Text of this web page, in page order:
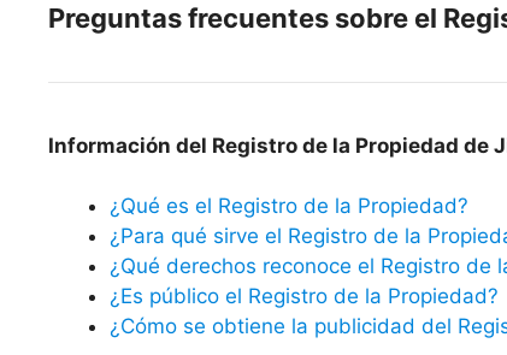
Preguntas frecuentes sobre el
Información del Registro de la Propiedad de
¿Qué es el Registro de la Propiedad?
¿Para qué sirve el Registro de la
¿Qué derechos reconoce el Registro de
¿Es público el Registro de la Propiedad?
¿Cómo se obtiene la publicidad del